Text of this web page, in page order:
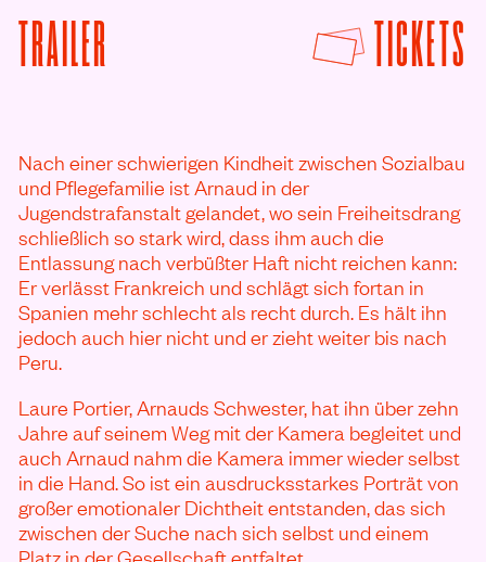
TRAILER
TICKETS
Nach einer schwierigen Kindheit zwischen Sozialbau
und Pflegefamilie ist Arnaud in der
Jugendstrafanstalt gelandet, wo sein Freiheitsdrang
schließlich so stark wird, dass ihm auch die
Entlassung nach verbüßter Haft nicht reichen kann:
Er verlässt Frankreich und schlägt sich fortan in
Spanien mehr schlecht als recht durch. Es hält ihn
jedoch auch hier nicht und er zieht weiter bis nach
Peru.
Laure Portier, Arnauds Schwester, hat ihn über zehn
Jahre auf seinem Weg mit der Kamera begleitet und
auch Arnaud nahm die Kamera immer wieder selbst
in die Hand. So ist ein ausdrucksstarkes Porträt von
großer emotionaler Dichtheit entstanden, das sich
zwischen der Suche nach sich selbst und einem
Platz in der Gesellschaft entfaltet.